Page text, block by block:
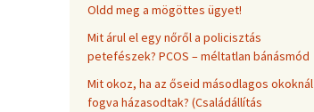
Oldd meg a mögöttes ügyet!
Mit árul el egy nőről a policisztás
petefészek? PCOS – méltatlan bánásmód
Mit okoz, ha az őseid másodlagos okoknál
fogva házasodtak? (Családállítás